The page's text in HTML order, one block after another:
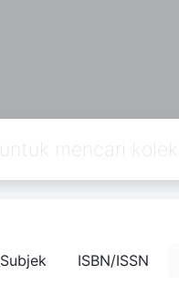
Subjek ISBN/ISSN